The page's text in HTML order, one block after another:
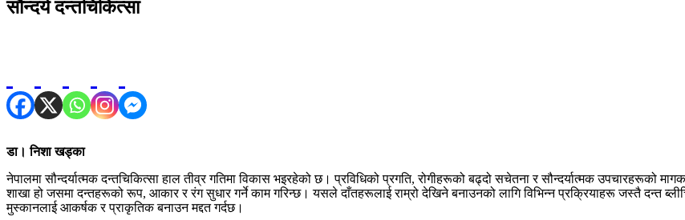
सौन्दर्य दन्तचिकित्सा
डा। निशा खड्का
नेपालमा सौन्दर्यात्मक दन्तचिकित्सा हाल तीव्र गतिमा विकास भइरहेको छ। प्रविधिको प्रगति, रोगीहरूको बढ्दो सचेतना र सौन्दर्यात्मक उपचारहरूको
शाखा हो जसमा दन्तहरूको रूप, आकार र रंग सुधार गर्ने काम गरिन्छ। यसले दाँतहरूलाई राम्रो देखिने बनाउनको लागि विभिन्न प्रक्रियाहरू जस्तै दन्त
मुस्कानलाई आकर्षक र प्राकृतिक बनाउन मद्दत गर्दछ।